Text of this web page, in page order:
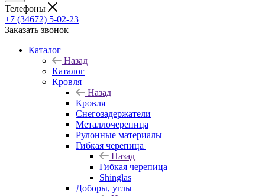
Телефоны
+7 (34672) 5-02-23
Заказать звонок
Каталог
Назад
Каталог
Кровля
Назад
Кровля
Снегозадержатели
Металлочерепица
Рулонные материалы
Гибкая черепица
Назад
Гибкая черепица
Shinglas
Доборы, углы